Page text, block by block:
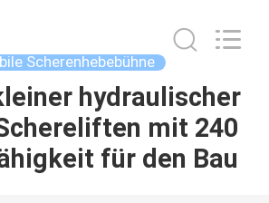
Scherenhebebühne
hydraulischer
mit 240
für den Bau